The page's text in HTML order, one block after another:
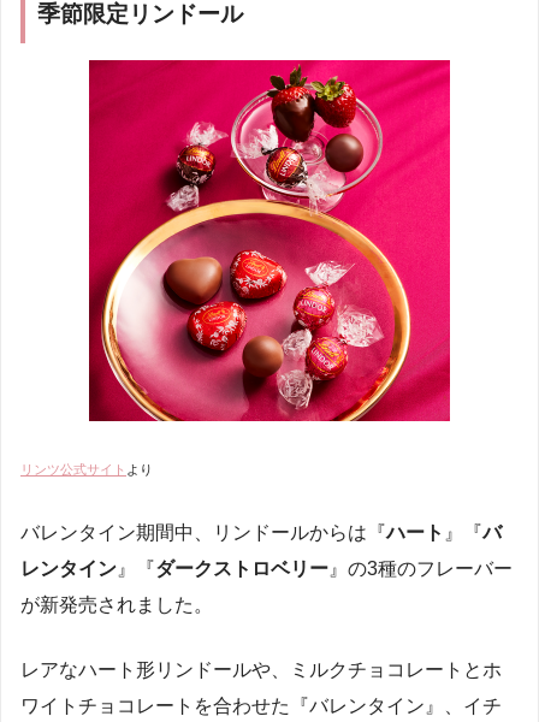
季節限定リンドール
リンツ公式サイト より
バレンタイン期間中、リンドールからは『ハート 』『バ
レンタイン 』『ダークストロベリー 』の3種のフレーバー
が新発売されました。
レアなハート形リンドールや、ミルクチョコレートとホ
ワイトチョコレートを合わせた『バレンタイン』、イチ